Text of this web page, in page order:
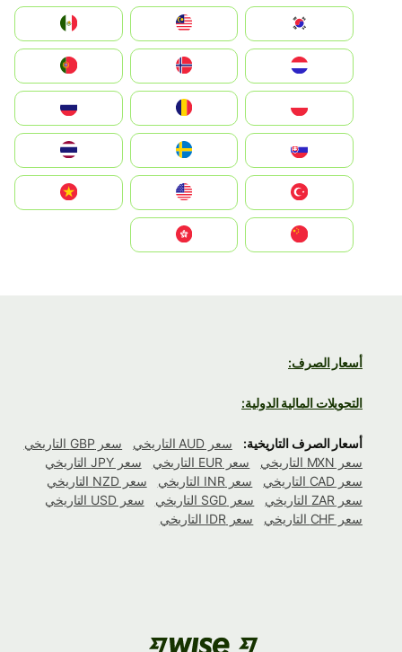
South Korea
Nederland
Portugal
România
Slovensko
United States
Vietnam
أسعار الصرف:
التحويلات المالية الدولية:
أسعار الصرف التاريخية: سعر AUD التاريخي
سعر GBP التاريخي
سعر MXN التاريخي
سعر EUR التاريخي
سعر JPY التاريخي
سعر CAD التاريخي
سعر INR التاريخي
سعر NZD التاريخي
سعر ZAR التاريخي
سعر SGD التاريخي
سعر USD التاريخي
سعر CHF التاريخي
سعر IDR التاريخي